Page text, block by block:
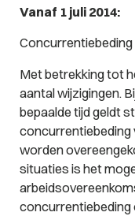
Vanaf 1 juli 2014:
Concurrentiebeding
Met betrekking tot
aantal wijzigingen.
bepaalde tijd geldt
concurrentiebeding
worden
situaties is het
concurrentiebeding